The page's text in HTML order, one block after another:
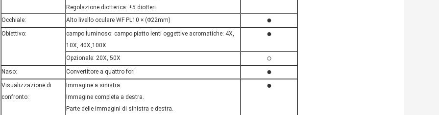
Regolazione diotterica: ±5 diotteri.
Occhiale: Alto livello oculare WF PL10 × (Φ22mm) ●
Obiettivo:
campo luminoso: campo piatto lenti oggettive acromatiche: 4X,
10X, 40X,100X
●
Opzionale: 20X, 50X ○
Naso: Convertitore a quattro fori ●
Visualizzazione di
confronto:
Immagine a sinistra.
Immagine completa a destra.
Parte delle immagini di sinistra e destra.
●